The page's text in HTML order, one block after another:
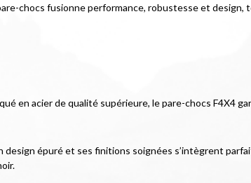
chocs fusionne performance, robustesse et
en acier de qualité supérieure, le pare-chocs F4X4
épuré et ses finitions soignées s’intègrent